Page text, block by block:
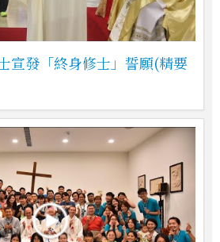
宣發「終身修士」誓願(精要